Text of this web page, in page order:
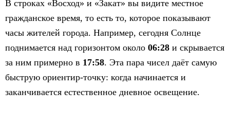
В строках «Восход» и «Закат» вы видите местное
гражданское время, то есть то, которое показывают
часы жителей города. Например, сегодня Солнце
поднимается над горизонтом около 06:28 и скрывается
за ним примерно в 17:58. Эта пара чисел даёт самую
быструю ориентир-точку: когда начинается и
заканчивается естественное дневное освещение.